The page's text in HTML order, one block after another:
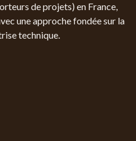
de projets) en France,
une approche fondée sur la
technique.